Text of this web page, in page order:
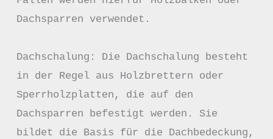
Dachsparren verwendet.
Dachschalung: Die Dachschalung besteht
in der Regel aus Holzbrettern oder
Sperrholzplatten, die auf den
Dachsparren befestigt werden. Sie
bildet die Basis für die Dachbedeckung,